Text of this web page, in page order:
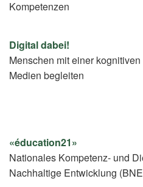
Kompetenzen
Digital dabei!
Menschen mit einer
Medien begleiten
«éducation21»
Nationales Kompetenz- und
Nachhaltige Entwicklung